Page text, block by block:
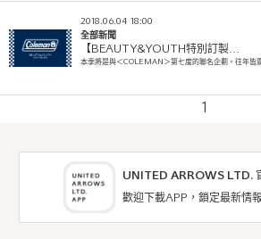
2018.06.04 18:00
全部新聞
【BEAUTY&YOUTH特別訂製…
本季將是與＜COLEMAN＞第七度的聯名企劃。往年皆
UNITED ARROWS LTD.
歡迎下載APP，鎖定最新情